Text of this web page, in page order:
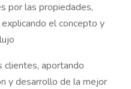
por las propiedades,
el concepto y
aportando
y desarrollo de la mejor